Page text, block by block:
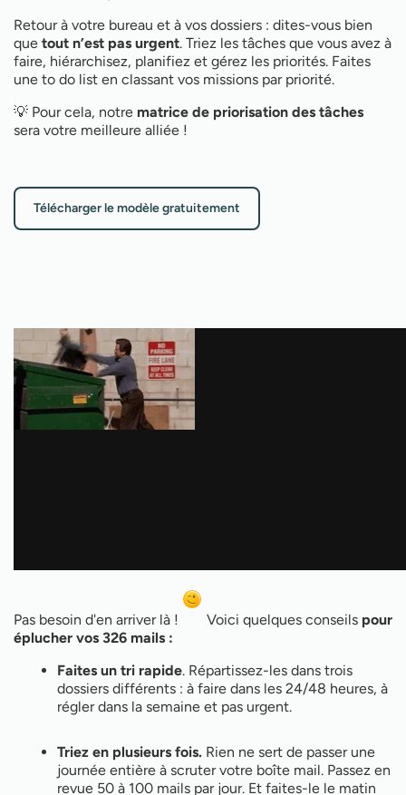
Retour à votre bureau et à vos dossiers : dites-vous bien
que tout n’est pas urgent. Triez les tâches que vous avez à
faire, hiérarchisez, planifiez et gérez les priorités. Faites
une to do list en classant vos missions par priorité.
💡 Pour cela, notre matrice de priorisation des tâches
sera votre meilleure alliée !
Télécharger le modèle gratuitement
Pas besoin d'en arriver là ! Voici quelques conseils pour
éplucher vos 326 mails :
Faites un tri rapide. Répartissez-les dans trois
dossiers différents : à faire dans les 24/48 heures, à
régler dans la semaine et pas urgent.
Triez en plusieurs fois. Rien ne sert de passer une
journée entière à scruter votre boîte mail. Passez en
revue 50 à 100 mails par jour. Et faites-le le matin